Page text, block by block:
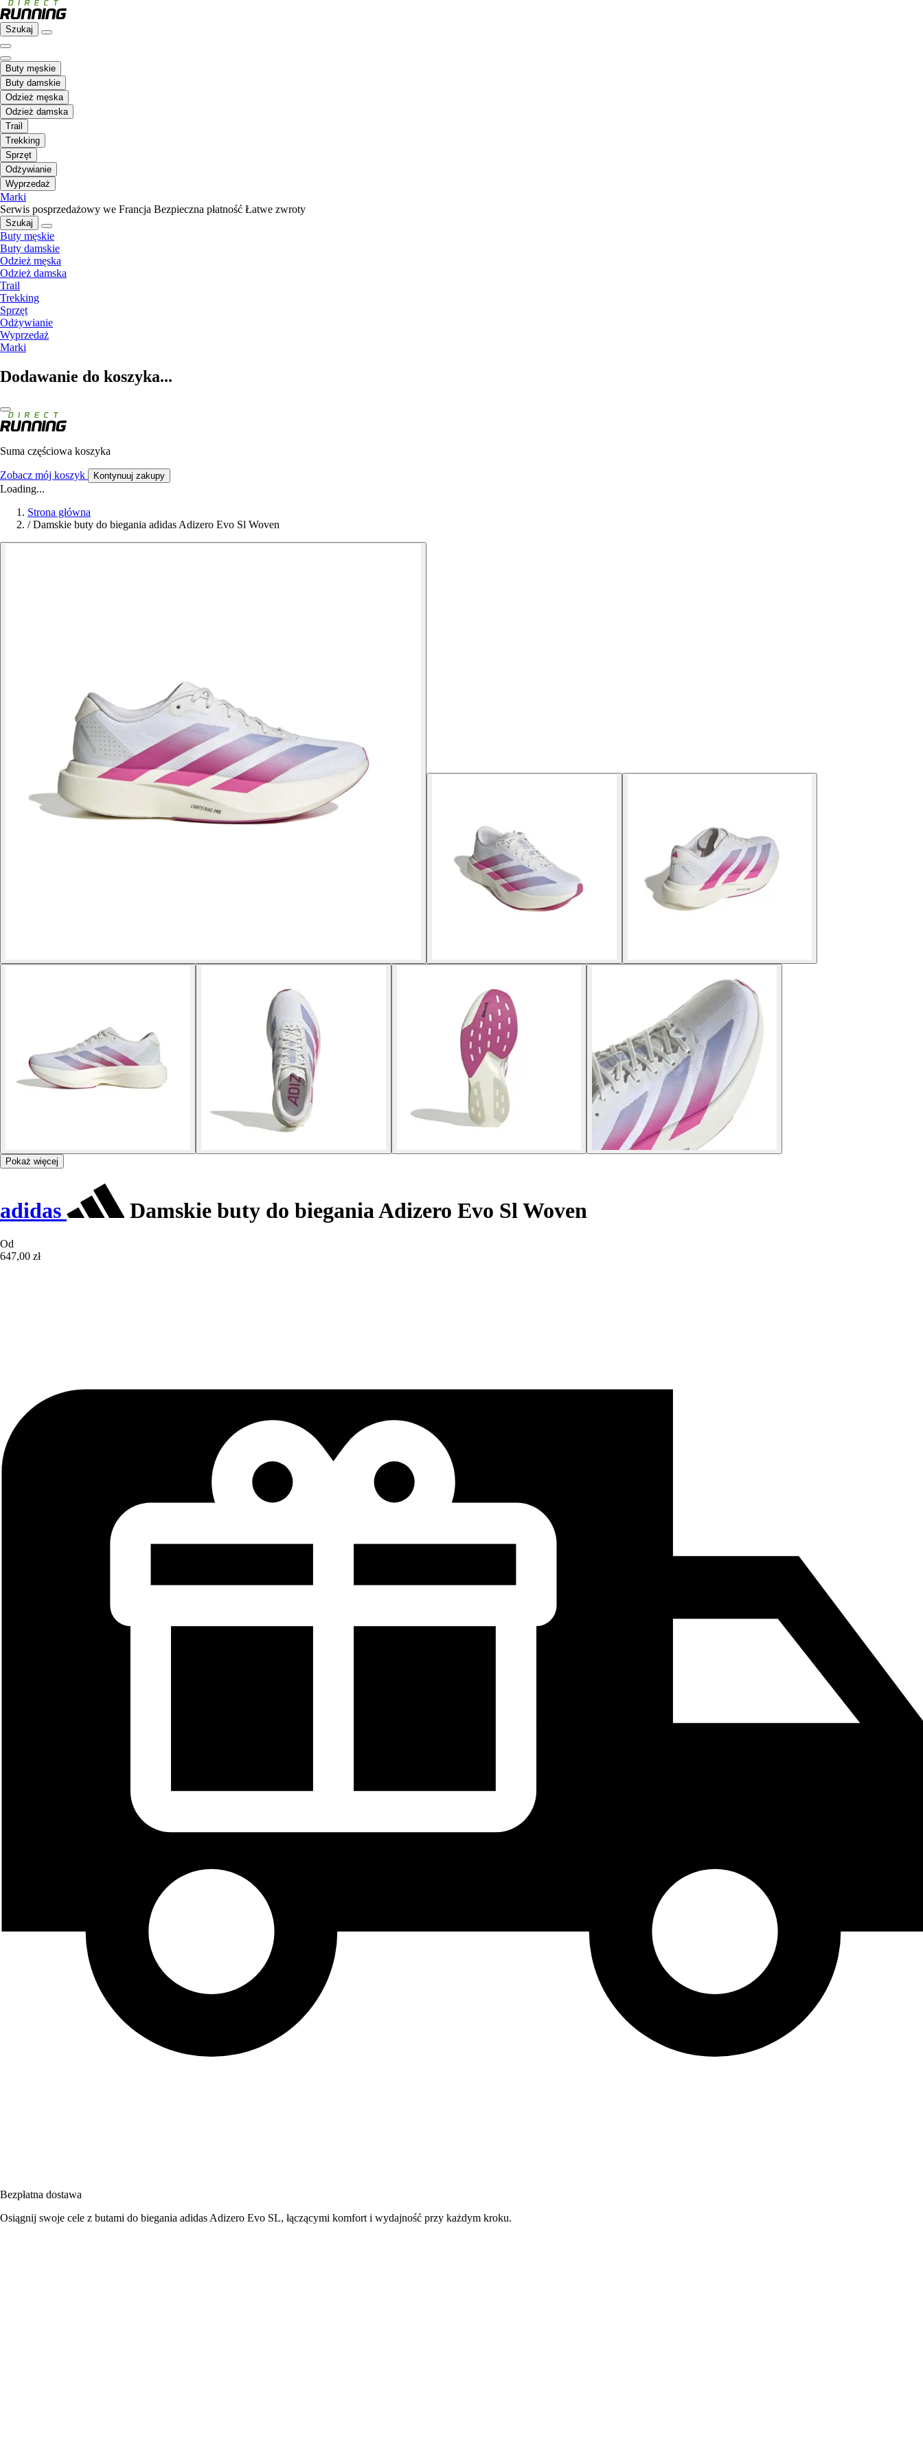
Szukaj
Buty męskie
Buty damskie
Odzież męska
Odzież damska
Trail
Trekking
Sprzęt
Odżywianie
Wyprzedaż
Marki
Serwis posprzedażowy we Francja Bezpieczna płatność Łatwe zwroty
Szukaj
Buty męskie
Buty damskie
Odzież męska
Odzież damska
Trail
Trekking
Sprzęt
Odżywianie
Wyprzedaż
Marki
Dodawanie do koszyka...
Suma częściowa koszyka
Zobacz mój koszyk Kontynuuj zakupy
Loading...
Strona główna
/ Damskie buty do biegania adidas Adizero Evo Sl Woven
Pokaż więcej
adidas Damskie buty do biegania Adizero Evo Sl Woven
Od
647,00 zł
Bezpłatna dostawa
Osiągnij swoje cele z butami do biegania adidas Adizero Evo SL, łączącymi komfort i wydajność przy każdym kroku.